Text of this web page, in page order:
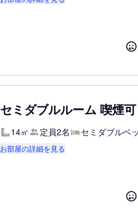
セミダブルルーム 喫煙可
14㎡ 定員2名 セミダブルベ
お部屋の詳細を見る